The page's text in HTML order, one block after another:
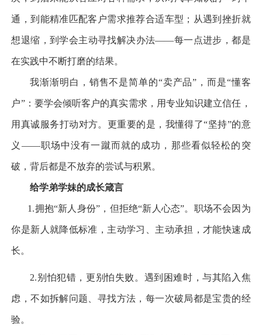
通，到能精准匹配客户需求推荐合适车型；从遇到挫折就
想退缩，到学会主动寻找解决办法——每一点进步，都是
在实践中不断打磨的结果。
我渐渐明白，销售不是简单的“卖产品” ，而是“懂客
户”：要学会倾听客户的真实需求，用专业知识建立信任，
用真诚服务打动对方。更重要的是，我懂得了“坚持”的意
义 ——职场中没有一蹴而就的成功，那些看似轻松的突
破，背后都是不放弃的尝试与积累。
给学弟学妹的成长箴言
1.拥抱“新人身份” ，但拒绝“新人心态”。职场不会因为
你是新人就降低标准，主动学习、主动承担，才能快速成
长。
2.别怕犯错，更别怕失败。遇到困难时，与其陷入焦
虑，不如拆解问题、寻找方法，每一次破局都是宝贵的经
验。